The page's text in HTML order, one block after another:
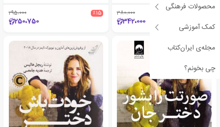
محصولات فرهنگی
کمک آموزشی
مجله‌ی ایران‌کتاب
چی بخونم؟
380،000
342،000
٪15 295،000
250،750